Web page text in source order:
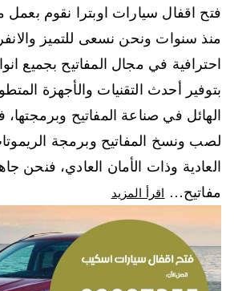
فتح اقفال سيارات اوبترا نقوم بعمل
منذ سنوات ونحن نسعى للتميز
احترافية في مجال المفاتيح بجميع
بتوفير أحدث التقنيات والأجهزة
الهائل في صناعة المفاتيح
لصب ونسخ المفاتيح وبرمجة
العادية وذات الأمان العادي، فنحن
مفاتيح…
اقرأ المزيد